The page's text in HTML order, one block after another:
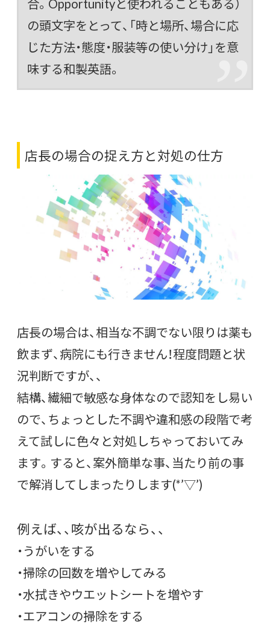
の頭文字をとって、「時と場所、場合に応
じた方法・態度・服装等の使い分け」を意
味する和製英語。
店長の場合の捉え方と対処の仕方
店長の場合は、相当な不調でない限りは薬も
飲まず、病院にも行きません！程度問題と状
況判断ですが、、
結構、繊細で敏感な身体なので認知をし易い
ので、ちょっとした不調や違和感の段階で考
えて試しに色々と対処しちゃっておいてみ
ます。すると、案外簡単な事、当たり前の事
で解消してしまったりします(*’▽’)
例えば、、咳が出るなら、、
・うがいをする
・掃除の回数を増やしてみる
・水拭きやウエットシートを増やす
・エアコンの掃除をする